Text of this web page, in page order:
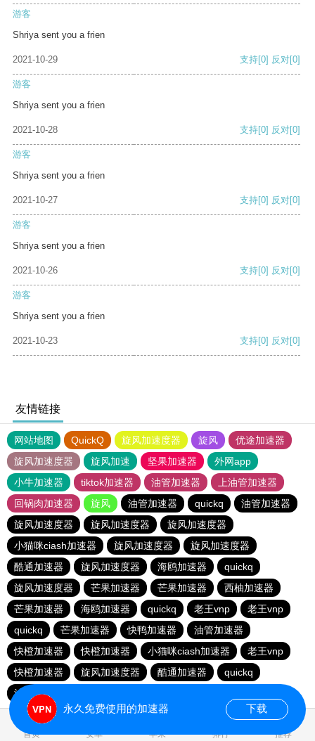
游客
Shriya sent you a frien
2021-10-29 支持[0] 反对[0]
游客
Shriya sent you a frien
2021-10-28 支持[0] 反对[0]
游客
Shriya sent you a frien
2021-10-27 支持[0] 反对[0]
游客
Shriya sent you a frien
2021-10-26 支持[0] 反对[0]
游客
Shriya sent you a frien
2021-10-23 支持[0] 反对[0]
友情链接
网站地图 QuickQ 旋风加速度器 旋风
优途加速器
旋风加速度器
旋风加速 坚果加速器
外网app
小牛加速器
tiktok加速器 油管加速器
上油管加速器
回锅肉加速器
旋风 油管加速器 quickq
油管加速器
旋风加速度器
旋风加速度器
旋风加速度器
小猫咪ciash加速器
旋风加速度器
旋风加速度器
酷通加速器
旋风加速度器 海鸥加速器
quickq
旋风加速度器
芒果加速器 芒果加速器
西柚加速器
芒果加速器
海鸥加速器 quickq 老王vnp
老王vnp
quickq
芒果加速器 快鸭加速器
油管加速器
快橙加速器
快橙加速器 小猫咪ciash加速器
老王vnp
快橙加速器
旋风加速度器 酷通加速器
quickq
油管加速器
首页 安卓 苹果 排行 推荐
永久免费使用的加速器 下载
0.183911s